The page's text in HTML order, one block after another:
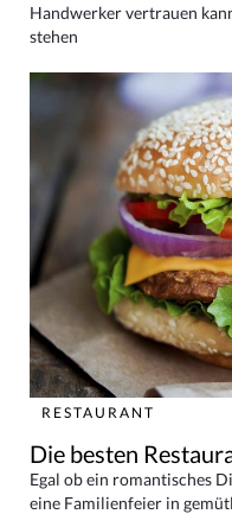
Handwerker vertrauen
stehen
RESTAURANT
Die besten
Egal ob ein romantisches
eine Familienfeier in